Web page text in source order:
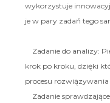
wykorzystuje
je w pary zadań tego
Zadanie do analizy:
krok po kroku, dzięki
procesu
Zadanie